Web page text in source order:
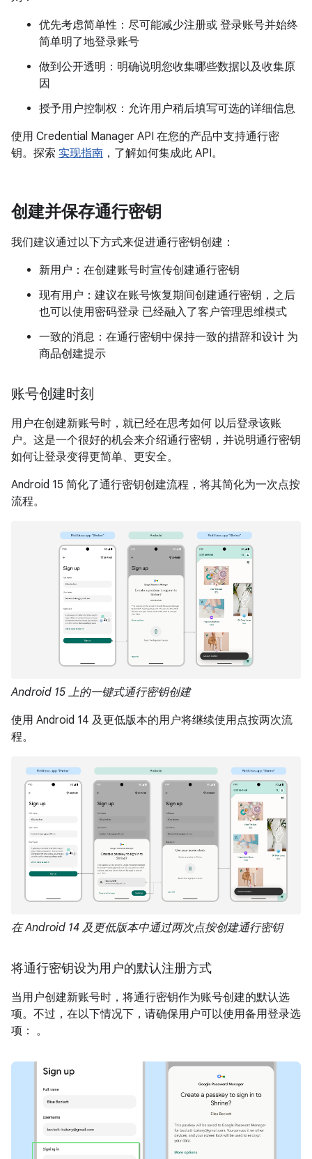
优先考虑简单性：尽可能减少注册或 登录账号并始终
简单明了地登录账号
做到公开透明：明确说明您收集哪些数据以及收集原
因
授予用户控制权：允许用户稍后填写可选的详细信息
使用 Credential Manager API 在您的产品中支持通行密
钥。探索 实现指南 ，了解如何集成此 API。
创建并保存通行密钥
我们建议通过以下方式来促进通行密钥创建：
新用户：在创建账号时宣传创建通行密钥
现有用户：建议在账号恢复期间创建通行密钥，之后
也可以使用密码登录 已经融入了客户管理思维模式
一致的消息：在通行密钥中保持一致的措辞和设计 为
商品创建提示
账号创建时刻
用户在创建新账号时，就已经在思考如何 以后登录该账
户。这是一个很好的机会来介绍通行密钥，并说明通行密钥
如何让登录变得更简单、更安全。
Android 15 简化了通行密钥创建流程，将其简化为一次点按
流程。
Android 15 上的一键式通行密钥创建
使用 Android 14 及更低版本的用户将继续使用点按两次流
程。
在 Android 14 及更低版本中通过两次点按创建通行密钥
将通行密钥设为用户的默认注册方式
当用户创建新账号时，将通行密钥作为账号创建的默认选
项。不过，在以下情况下，请确保用户可以使用备用登录选
项： 。